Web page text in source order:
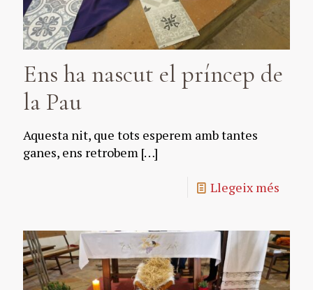
Ens ha nascut el príncep de
la Pau
Aquesta nit, que tots esperem amb tantes
ganes, ens retrobem […]
Llegeix més